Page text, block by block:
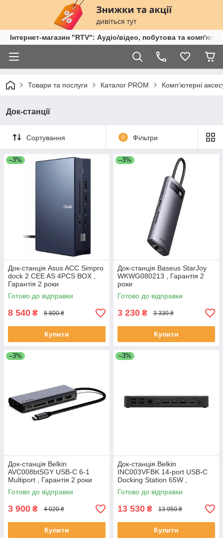
Інтернет-магазин "RTV": Аудіо/відео, побутова та
Товари та послуги Каталог PROM Комп'ютерні
Док-станції
Сортування 0 Фільтри
–3%
Док-станція Asus ACC Simpro
dock 2 CEE AS 4PCS BOX ,
Гарантія 2 роки
Готово до відправки
8 540 ₴ 8 800 ₴
Купити
–3%
Док-станція Baseus StarJoy
WKWG080213 , Гарантія 2
роки
Готово до відправки
3 230 ₴ 3 330 ₴
Купити
–3%
Док-станція Belkin
AVC008btSGY USB-C 6-1
Multiport , Гарантія 2 роки
Готово до відправки
3 900 ₴ 4 020 ₴
Купити
–3%
Док-станція Belkin
INC003VFBK 14-port USB-C
Docking Station 65W ,
Гарантія 2 роки
Готово до відправки
13 530 ₴ 13 950 ₴
Купити